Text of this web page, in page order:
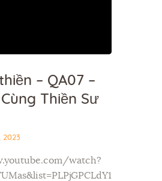
– QA07 –
Thiền Sư
2023
watch?